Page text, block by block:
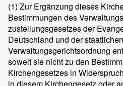
(1) Zur Ergänzung dieses
Bestimmungen des
zustellungsgesetzes der
Deutschland und der staatlichen
Verwaltungsgerichtsordnung
soweit sie nicht zu den
Kirchengesetzes in